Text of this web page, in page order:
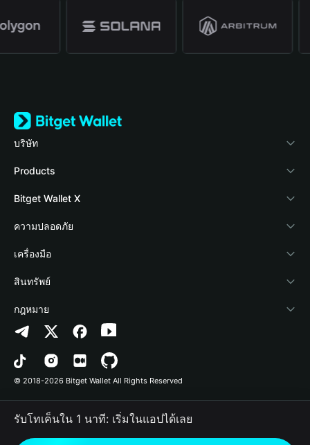
บริษัท
เกี่ยวกับ Bitget Wallet
Blog
Academy
ข่าวสารด้านคริปโต
ศูนย์ช่วยเหลือ
ติดต่อเรา
ทรัพยากรข้อมูลของแบรนด์
อาชีพ
Products
Crypto Card
Stablecoin Earn
Payfi Crypto
Crypto Swap API
Altcoin Season Index
Prediction Markets
DApp
RWA
Bitget Wallet X
นักพัฒนา
เชื่อมต่อ Wallet
Bitget Wallet Pay
ลิสต์โปรเจกต์
ความปลอดภัย
Protection Fund
เทคโนโลยีความปลอดภัย
เครื่องมือ
ซื้อคริปโต
การตรวจจับการอนุญาต
การตรวจจับสัญญา
การโอนเป็นชุด
สินทรัพย์
Arbitrum
Avalanche
Bitcoin
Polygon
กฎหมาย
นโยบายความเป็นส่วนตัว
ข้อตกลงในการใช้บริการ
© 2018-2026 Bitget Wallet All Rights Reserved
รับโทเค็นใน 1 นาที: เริ่มในแอปได้เลย